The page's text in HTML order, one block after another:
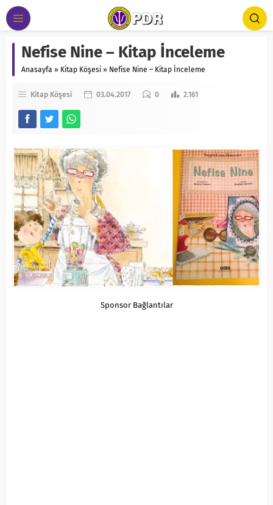
Nefise Nine – Kitap İnceleme
Anasayfa » Kitap Köşesi » Nefise Nine – Kitap İnceleme
Kitap Köşesi 03.04.2017 0 2.161
Sponsor Bağlantılar